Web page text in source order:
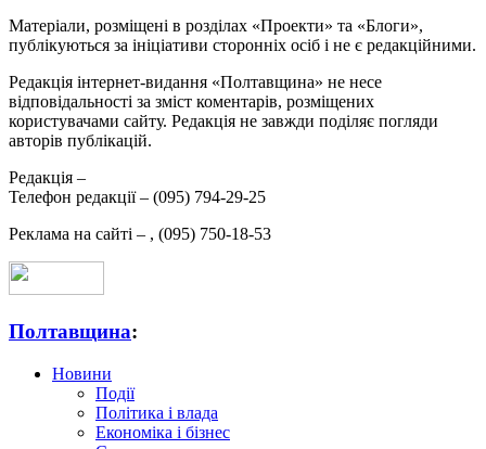
Матеріали, розміщені в розділах «Проекти» та «Блоги»,
публікуються за ініціативи сторонніх осіб і не є редакційними.
Редакція інтернет-видання «Полтавщина» не несе
відповідальності за зміст коментарів, розміщених
користувачами сайту. Редакція не завжди поділяє погляди
авторів публікацій.
Редакція –
Телефон редакції – (095) 794-29-25
Реклама на сайті – , (095) 750-18-53
Полтавщина:
Новини
Події
Політика і влада
Економіка і бізнес